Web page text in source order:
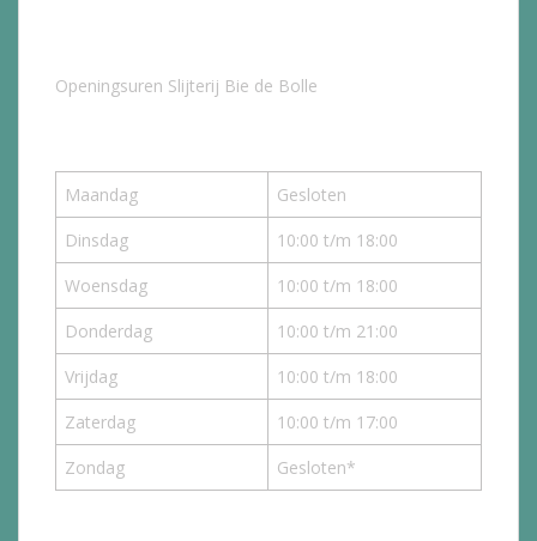
Openingsuren Slijterij Bie de Bolle
Maandag
Gesloten
Dinsdag
10:00 t/m 18:00
Woensdag
10:00 t/m 18:00
Donderdag
10:00 t/m 21:00
Vrijdag
10:00 t/m 18:00
Zaterdag
10:00 t/m 17:00
Zondag
Gesloten*